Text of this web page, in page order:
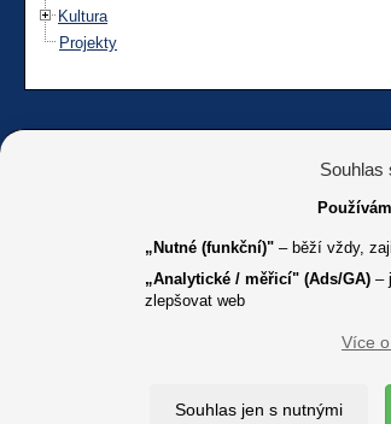
Kultura
Projekty
Souhlas
„Nutné (funkční)" – běží vždy,
„Analytické / měřicí" (Ads/GA) –
zlepšovat web
Více
Souhlas jen s nutnými